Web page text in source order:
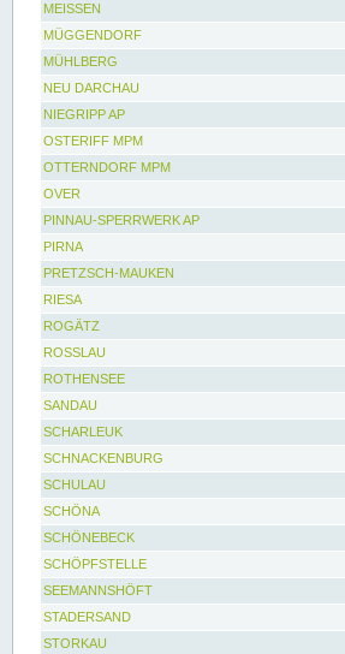
MEISSEN
MÜGGENDORF
MÜHLBERG
NEU DARCHAU
NIEGRIPP AP
OSTERIFF MPM
OTTERNDORF MPM
OVER
PINNAU-SPERRWERK AP
PIRNA
PRETZSCH-MAUKEN
RIESA
ROGÄTZ
ROSSLAU
ROTHENSEE
SANDAU
SCHARLEUK
SCHNACKENBURG
SCHULAU
SCHÖNA
SCHÖNEBECK
SCHÖPFSTELLE
SEEMANNSHÖFT
STADERSAND
STORKAU